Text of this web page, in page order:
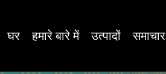
घर हमारे बारे में उत्पादों समाचार